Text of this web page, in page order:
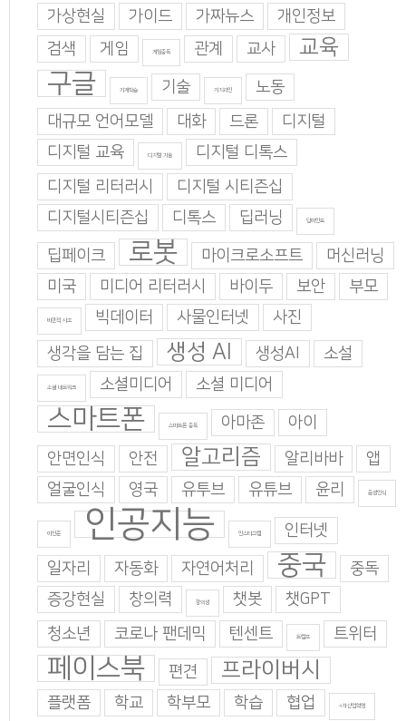
가상현실 가이드 가짜뉴스
개인정보
검색
게임 게임중독 관계 교사 교육
구글 기계학습 기술 기지과인
노동
대규모 언어모델
대화 드론
디지털
디지털 교육
디지털 기술
디지털 디톡스
디지털 리터러시
디지털 시티즌십
디지털시티즌십
디톡스 딥러닝 딥마인드
딥페이크 로봇 마이크로소프트
머신러닝
미국
미디어 리터러시 바이두 보안 부모
비판적 사고 빅데이터 사물인터넷
사진
생각을 담는 집
생성 AI 생성AI 소설
소셜 네트워크 소셜미디어 소셜 미디어
스마트폰 스마트폰 중독 아마존
아이
안면인식
안전 알고리즘 알리바바
앱
얼굴인식
영국 유투브 유튜브 윤리 음성인식
이인준 인공지능 인스타그램 인터넷
일자리 자동화 자연어처리 중국
중독
증강현실
창의력 창의성 챗봇
챗GPT
청소년
코로나 팬데믹 텐센트 트럼프 트위터
페이스북 편견 프라이버시
플랫폼 학교 학부모 학습 협업 4차산업혁명